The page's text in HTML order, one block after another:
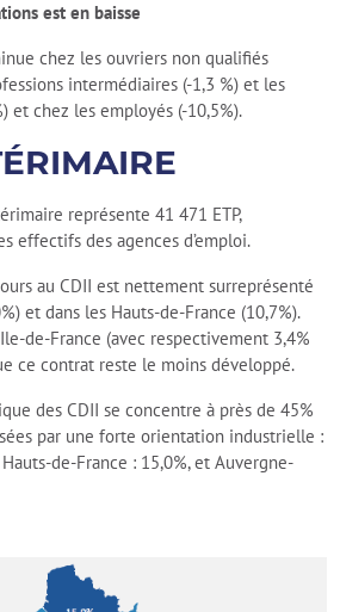
est en baisse
chez les ouvriers non qualifiés
intermédiaires (-1,3 %) et les
et chez les employés (-10,5%).
représente 41 471 ETP,
effectifs des agences d’emploi.
au CDII est nettement surreprésenté
et dans les Hauts-de-France (10,7%).
de-France (avec respectivement 3,4%
ce contrat reste le moins développé.
des CDII se concentre à près de 45%
par une forte orientation industrielle :
de-France : 15,0%, et Auvergne-